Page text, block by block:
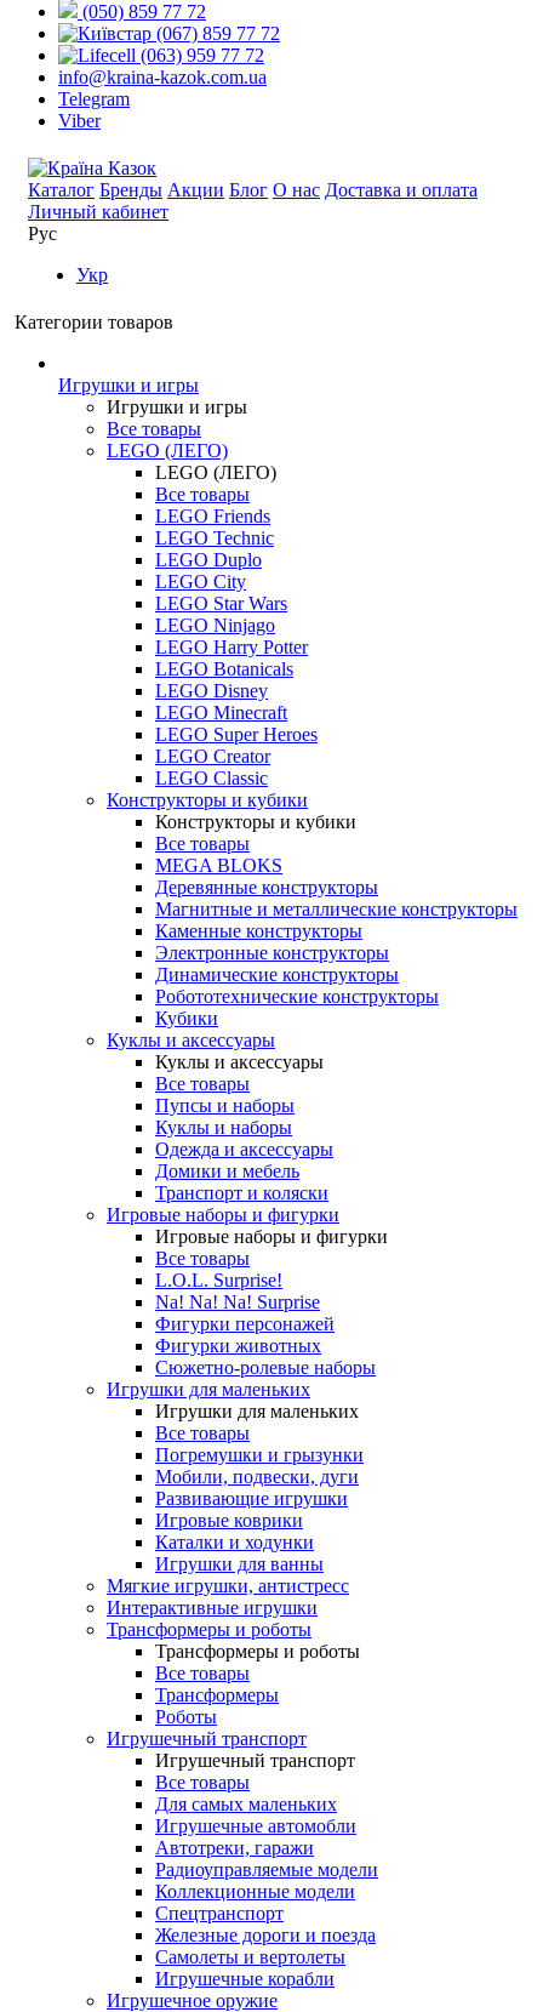
(050) 859 77 72
(067) 859 77 72
(063) 959 77 72
info@kraina-kazok.com.ua
Telegram
Viber
Каталог Бренды Акции Блог О нас Доставка и оплата
Личный кабинет
Рус
Укр
Категории товаров
Игрушки и игры
Игрушки и игры
Все товары
LEGO (ЛЕГО)
LEGO (ЛЕГО)
Все товары
LEGO Friends
LEGO Technic
LEGO Duplo
LEGO City
LEGO Star Wars
LEGO Ninjago
LEGO Harry Potter
LEGO Botanicals
LEGO Disney
LEGO Minecraft
LEGO Super Heroes
LEGO Creator
LEGO Classic
Конструкторы и кубики
Конструкторы и кубики
Все товары
MEGA BLOKS
Деревянные конструкторы
Магнитные и металлические конструкторы
Каменные конструкторы
Электронные конструкторы
Динамические конструкторы
Робототехнические конструкторы
Кубики
Куклы и аксессуары
Куклы и аксессуары
Все товары
Пупсы и наборы
Куклы и наборы
Одежда и аксессуары
Домики и мебель
Транспорт и коляски
Игровые наборы и фигурки
Игровые наборы и фигурки
Все товары
L.O.L. Surprise!
Na! Na! Na! Surprise
Фигурки персонажей
Фигурки животных
Сюжетно-ролевые наборы
Игрушки для маленьких
Игрушки для маленьких
Все товары
Погремушки и грызунки
Мобили, подвески, дуги
Развивающие игрушки
Игровые коврики
Каталки и ходунки
Игрушки для ванны
Мягкие игрушки, антистресс
Интерактивные игрушки
Трансформеры и роботы
Трансформеры и роботы
Все товары
Трансформеры
Роботы
Игрушечный транспорт
Игрушечный транспорт
Все товары
Для самых маленьких
Игрушечные автомобли
Автотреки, гаражи
Радиоуправляемые модели
Коллекционные модели
Спецтранспорт
Железные дороги и поезда
Самолеты и вертолеты
Игрушечные корабли
Игрушечное оружие